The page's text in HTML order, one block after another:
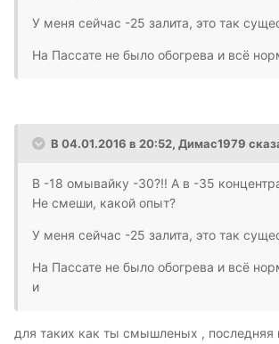
У меня сейчас -25 залита, это так
На Пассате не было обогрева и всё
В 04.01.2016 в 20:52, Димас1979
В -18 омывайку -30?!! А в -35
Не смеши, какой опыт?
У меня сейчас -25 залита, это так
На Пассате не было обогрева и всё
и
для таких как ты смышленых , последняя